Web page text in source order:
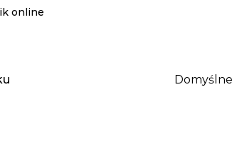
online